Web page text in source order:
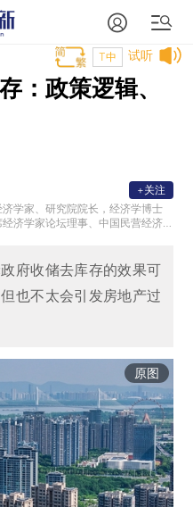
试听
T中
：政策逻辑、
学家、研究院院长，经济学博士
经济学家论坛理事、中国民营经济
加总理主持的经济形势专家座谈
：宏观经济、财政理论与政策。
+关注
府收储去库存的效果可
也不太会引发房地产过
原图